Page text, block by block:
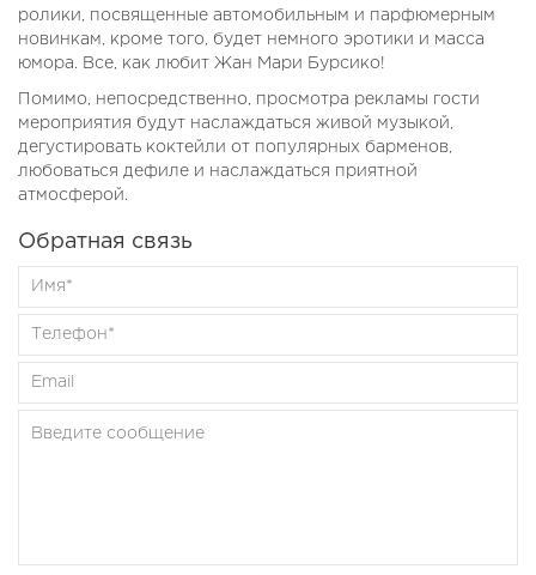
ролики, посвященные автомобильным и парфюмерным
новинкам, кроме того, будет немного эротики и масса
юмора. Все, как любит Жан Мари Бурсико!
Помимо, непосредственно, просмотра рекламы гости
мероприятия будут наслаждаться живой музыкой,
дегустировать коктейли от популярных барменов,
любоваться дефиле и наслаждаться приятной
атмосферой.
Обратная связь